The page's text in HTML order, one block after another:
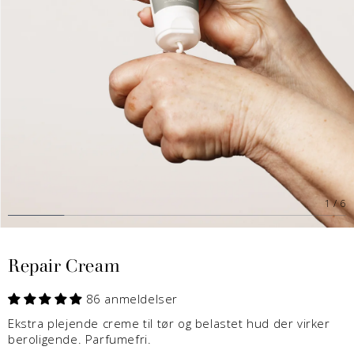
1/6
Repair Cream
86 anmeldelser
Ekstra plejende creme til tør og belastet hud der virker
beroligende. Parfumefri.